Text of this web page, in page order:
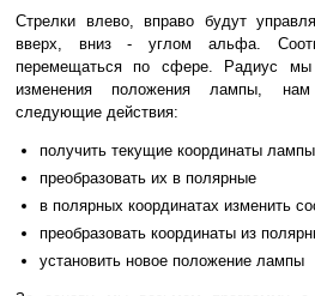
Стрелки влево, вправо будут
вверх, вниз - углом альфа.
перемещаться по сфере. Радиус
изменения положения лампы, нам
следующие действия:
получить текущие координаты лампы
преобразовать их в полярные
в полярных координатах изменить
преобразовать координаты из
установить новое положение лампы